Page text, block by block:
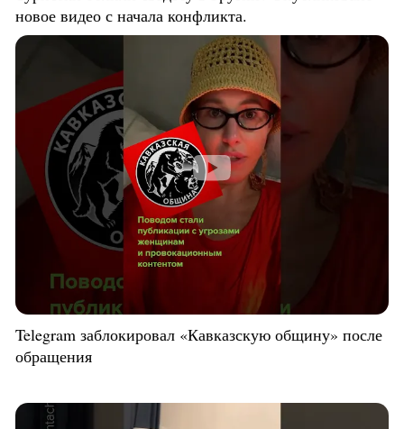
новое видео с начала конфликта.
Telegram заблокировал «Кавказскую общину» после
обращения